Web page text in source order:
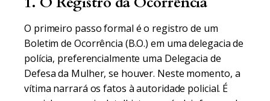
O primeiro passo formal é o registro de um
Boletim de Ocorrência (B.O.) em uma delegacia de
polícia, preferencialmente uma Delegacia de
Defesa da Mulher, se houver. Neste momento, a
vítima narrará os fatos à autoridade policial. É